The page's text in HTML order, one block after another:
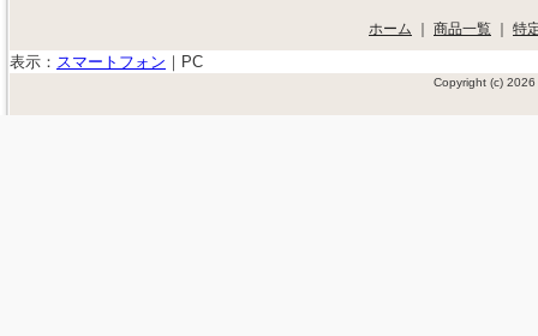
ホーム ｜ 商品一覧 ｜ 特
表示： スマートフォン ｜ PC
Copyright (c)